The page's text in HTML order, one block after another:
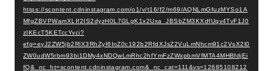
プ
レ
ー
ヤ
https://scontent.cdninstagram.com/o1/v/t16/f2/m69/AQNLmGfuzMYSo1A
MfgZBVPWamXLIf2IS2dyzH0L7GLgK1x2Uxa_JBSbZM3KXdfUqv4TvF1J0
zIKEcT5KETccYvci?
efg=eyJ2ZW5jb2RlX3RhZyI6InZ0c192b2RfdXJsZ2VuLmNhcm91c2VsX2l0
ZW0udW5rbm93bi1DMy4xNDQwLmRhc2hfYmFzZWxpbmVfMTA4MHBfdjEi
fQ&_nc_ht=scontent.cdninstagram.com&_nc_cat=111&vs=12685108212